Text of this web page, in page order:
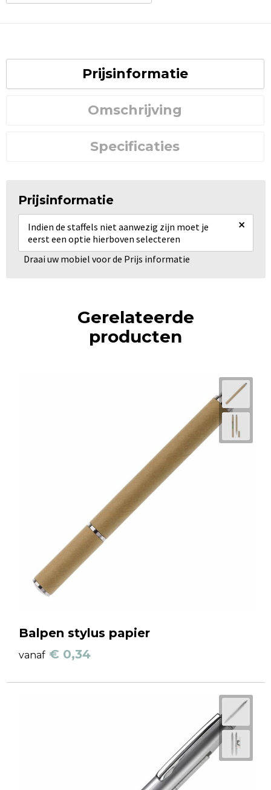
Prijsinformatie
Omschrijving
Specificaties
Prijsinformatie
Indien de staffels niet aanwezig zijn moet je
eerst een optie hierboven selecteren
×
Draai uw mobiel voor de Prijs informatie
Gerelateerde
producten
Balpen stylus papier
vanaf € 0,34